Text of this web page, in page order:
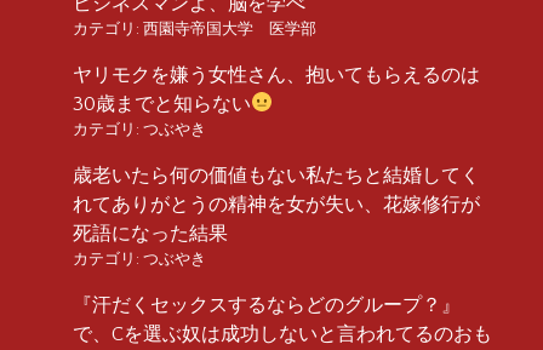
カテゴリ: 西園寺帝国大学 医学部
ヤリモクを嫌う女性さん、抱いてもらえるのは
30歳までと知らない
カテゴリ: つぶやき
歳老いたら何の価値もない私たちと結婚してく
れてありがとうの精神を女が失い、花嫁修行が
死語になった結果
カテゴリ: つぶやき
『汗だくセックスするならどのグループ？』
で、Cを選ぶ奴は成功しないと言われてるのおも